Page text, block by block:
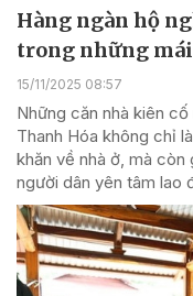
Hàng ngàn hộ
trong những
15/11/2025 08:57
Những căn nhà kiên
Thanh Hóa không chỉ
khăn về nhà ở, mà còn
người dân yên tâm lao